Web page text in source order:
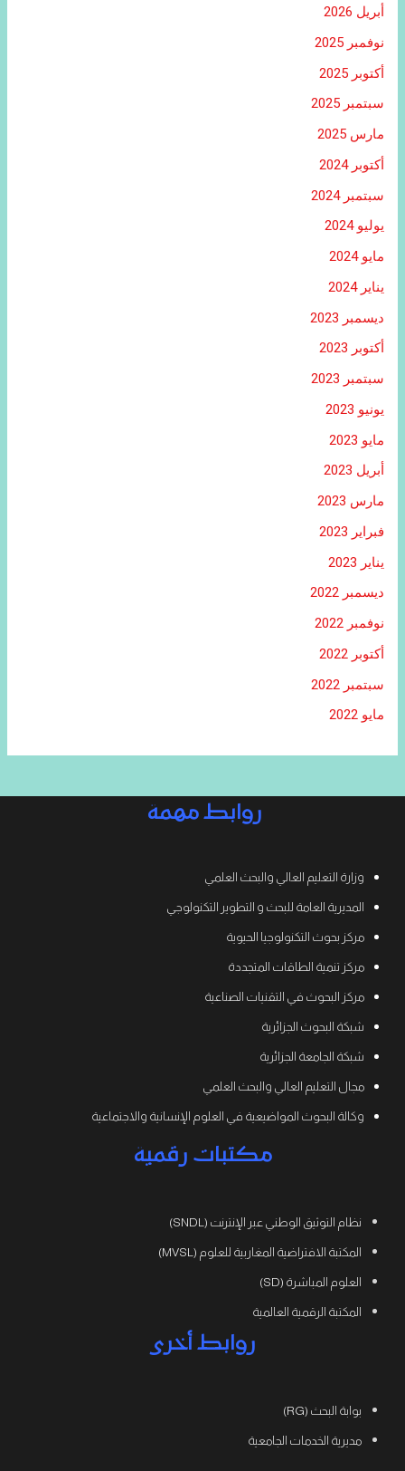
أبريل 2026
نوفمبر 2025
أكتوبر 2025
سبتمبر 2025
مارس 2025
أكتوبر 2024
سبتمبر 2024
يوليو 2024
مايو 2024
يناير 2024
ديسمبر 2023
أكتوبر 2023
سبتمبر 2023
يونيو 2023
مايو 2023
أبريل 2023
مارس 2023
فبراير 2023
يناير 2023
ديسمبر 2022
نوفمبر 2022
أكتوبر 2022
سبتمبر 2022
مايو 2022
روابط مهمة
وزارة التعليم العالي والبحث العلمي
المديرية العامة للبحث و التطوير التكنولوجي
مركز بحوث التكنولوجيا الحيوية
مركز تنمية الطاقات المتجددة
مركز البحوث في التقنيات الصناعية
شبكة البحوث الجزائرية
شبكة الجامعة الجزائرية
مجال التعليم العالي والبحث العلمي
وكالة البحوث المواضيعية في العلوم الإنسانية والاجتماعية
مكتبات رقمية
نظام التوثيق الوطني عبر الإنترنت (SNDL)
المكتبة الافتراضية المغاربية للعلوم (MVSL)
العلوم المباشرة (SD)
المكتبة الرقمية العالمية
روابط أخرى
بوابة البحث (RG)
مديرية الخدمات الجامعية